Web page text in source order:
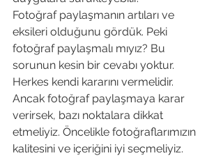
Fotoğraf paylaşmanın artıları ve
eksileri olduğunu gördük. Peki
fotoğraf paylaşmalı mıyız? Bu
sorunun kesin bir cevabı yoktur.
Herkes kendi kararını vermelidir.
Ancak fotoğraf paylaşmaya karar
verirsek, bazı noktalara dikkat
etmeliyiz. Öncelikle fotoğraflarımızın
kalitesini ve içeriğini iyi seçmeliyiz.